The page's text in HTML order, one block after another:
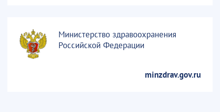
Министерство здравоохранения
Российской Федерации
minzdrav.gov.ru